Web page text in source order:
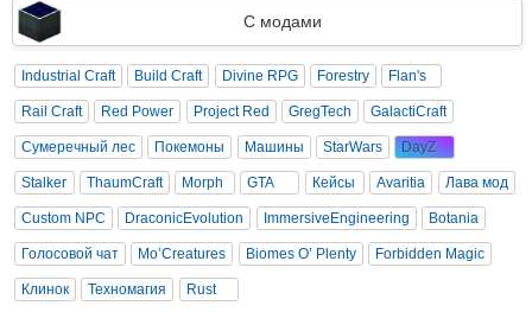
С модами
Industrial Craft Build Craft Divine RPG Forestry Flan's
Rail Craft Red Power Project Red GregTech GalactiCraft
Сумеречный лес Покемоны Машины StarWars DayZ
Stalker ThaumCraft Morph GTA Кейсы Avaritia Лава мод
Custom NPC DraconicEvolution ImmersiveEngineering Botania
Голосовой чат Mo’Creatures Biomes O’ Plenty Forbidden Magic
Клинок Техномагия Rust